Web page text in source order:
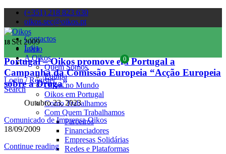
(+351) 218 823 630
oikos.sec@oikos.pt
Contactos
Loja
0
Login / Register
Search
Início
A Oikos
Quem Somos
Equipa
Oikos no Mundo
Oikos em Portugal
Como Trabalhamos
Com Quem Trabalhamos
Parceiros
Financiadores
Empresas Solidárias
Redes e Plataformas
18 Set 2009
Portugal – Oikos promove em Portugal a
Campanha da Comissão Europeia “Acção Europeia
sobre a Droga”
Outubro 23, 2023
Comunicado de Imprensa Oikos
18/09/2009
Continue reading